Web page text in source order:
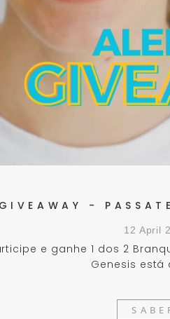
-
12 April
e ganhe 1 dos 2
Genesis está